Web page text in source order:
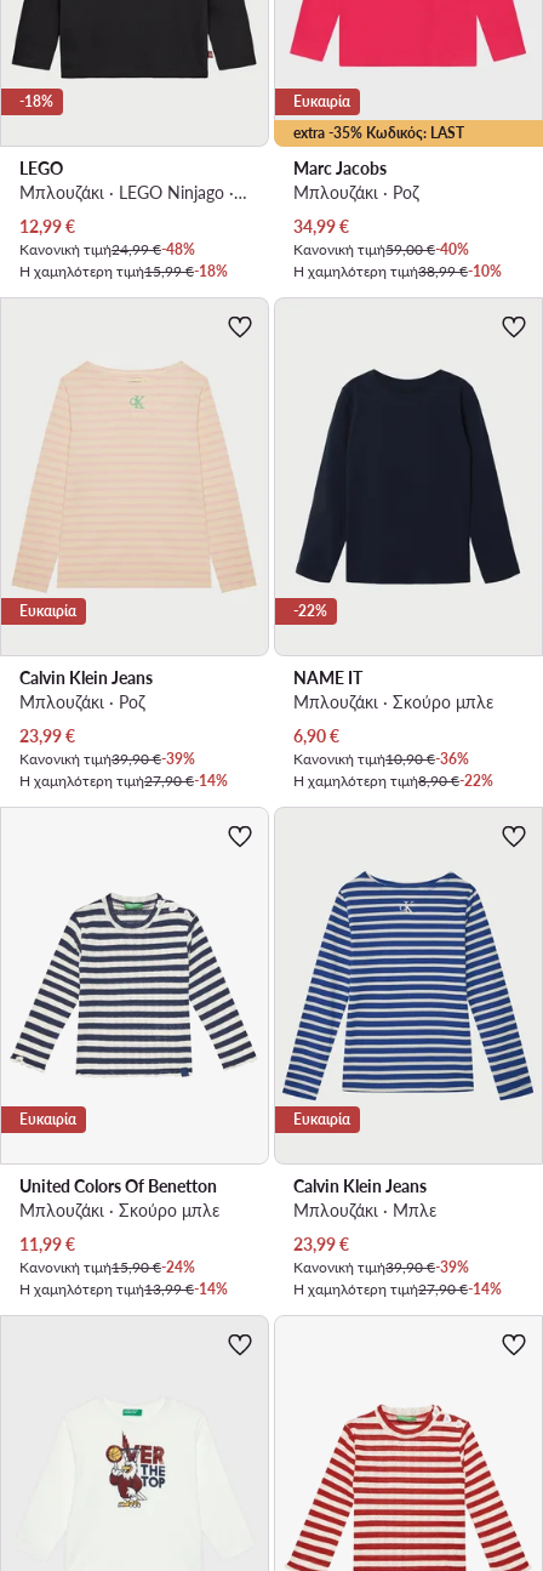
-18%
LEGO
Μπλουζάκι · LEGO Ninjago · Μαύρο
Τρέχουσα τιμή
12,99€
Κανονική τιμή24,99 €-48%
Η χαμηλότερη τιμή15,99 €-18%
extra -35% Κωδικός: LAST
Ευκαιρία
Marc Jacobs
Μπλουζάκι · Ροζ
Τρέχουσα τιμή
34,99€
Κανονική τιμή59,00 €-40%
Η χαμηλότερη τιμή38,99 €-10%
Ευκαιρία
Calvin Klein Jeans
Μπλουζάκι · Ροζ
Τρέχουσα τιμή
23,99€
Κανονική τιμή39,90 €-39%
Η χαμηλότερη τιμή27,90 €-14%
-22%
NAME IT
Μπλουζάκι · Σκούρο μπλε
Τρέχουσα τιμή
6,90€
Κανονική τιμή10,90 €-36%
Η χαμηλότερη τιμή8,90 €-22%
Ευκαιρία
United Colors Of Benetton
Μπλουζάκι · Σκούρο μπλε
Τρέχουσα τιμή
11,99€
Κανονική τιμή15,90 €-24%
Η χαμηλότερη τιμή13,99 €-14%
Ευκαιρία
Calvin Klein Jeans
Μπλουζάκι · Μπλε
Τρέχουσα τιμή
23,99€
Κανονική τιμή39,90 €-39%
Η χαμηλότερη τιμή27,90 €-14%